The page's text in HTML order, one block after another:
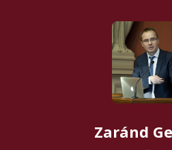
Zaránd